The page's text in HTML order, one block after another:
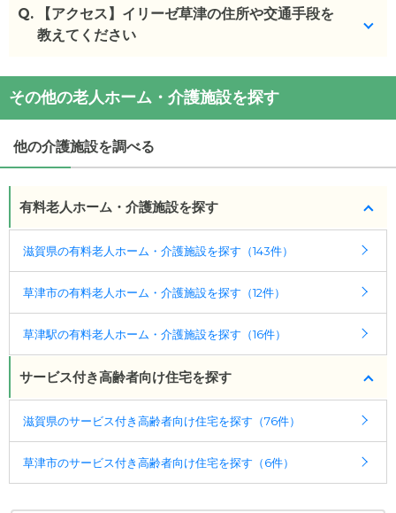
イリーゼ草津
の入居金・月額料金は次のとおりで
す。
・月額費用が11.5〜14.9万円
・要介護度：自立、要支援1、要支援2、要介護1、要
・認知症：受け入れ可
ケアスル 介護では詳細な料金プランをご確認頂けま
す。詳しくはこちら 。
◎ケアスル 介護の3つの特徴
ポート
入居相談：0120-579-721（無料）
受付時間：10：00～19：00
・全国10000件の介護施設情報を掲載
幅広い選択肢の中から、条件にあった施設を選ぶ
ことができます。
Q.
【アクセス】イリーゼ草津の住所や交通手段を
教えてください
イリーゼ草津の交通アクセス
・住所：滋賀県草津市野村6-17-36
・最寄り駅：
イリーゼ草津の
交通アクセス
1.3kｍ)
その他の老人ホーム・介護施設を探す
他の介護施設を調べる
有料老人ホーム・介護施設を探す
滋賀県の有料老人ホーム・介護施設を探す（143件）
草津市の有料老人ホーム・介護施設を探す（12件）
草津駅の有料老人ホーム・介護施設を探す（16件）
サービス付き高齢者向け住宅を探す
滋賀県のサービス付き高齢者向け住宅を探す（76件）
草津市のサービス付き高齢者向け住宅を探す（6件）